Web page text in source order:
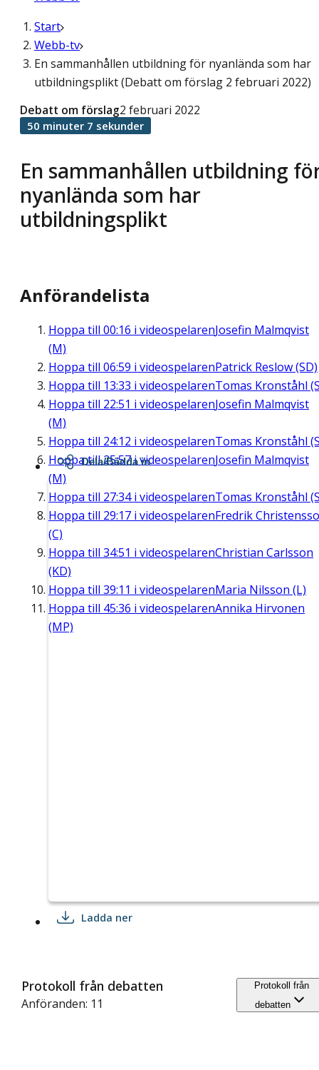
Start
Webb-tv
En sammanhållen utbildning för nyanlända som har
utbildningsplikt (Debatt om förslag 2 februari 2022)
En sammanhållen utbildning
nyanlända som har
utbildningsplikt
Debatt om förslag2 februari 2022
50 minuter 7 sekunder
Anförandelista
Hoppa till 00:16 i videospelarenJosefin Malmqvist
(M)
Hoppa till 06:59 i videospelarenPatrick Reslow (SD)
Hoppa till 13:33 i videospelarenTomas Kronståhl
Hoppa till 22:51 i videospelarenJosefin Malmqvist
(M)
Hoppa till 24:12 i videospelarenTomas Kronståhl
Hoppa till25:57i videospelarenJosefin Malmqvist
(M)
Hoppa till 27:34i videospelarenTomas Kronståhl
Hoppa till 29:17 i videospelarenFredrik
(C)
Hoppa till 34:51 i videospelarenChristian Carlsson
(KD)
Hoppa till 39:11 i videospelarenMaria Nilsson (L)
Hoppa till 45:36 i videospelarenAnnika Hirvonen
(MP)
Dela/Bädda in
Ladda ner
Protokoll från debatten
Anföranden: 11
Protokoll från
debatten